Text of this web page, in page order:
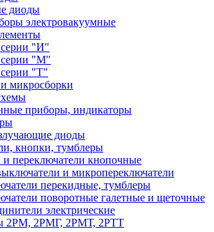
диоды
электровакуумные
"И"
серии "М"
"Т"
микросборки
приборы, индикаторы
диоды
кнопки, тумблеры
переключатели кнопочные
и микропереключатели
перекидные, тумблеры
поворотные галетные и щеточные
электрические
2РМ, 2РМГ, 2РМТ, 2РТТ